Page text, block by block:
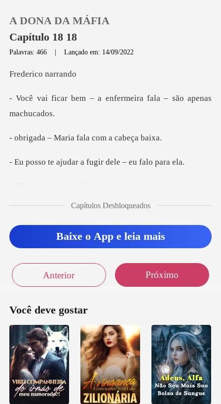
Loja
Sair
A DONA DA MÁFIA
Capítulo 18 18
Palavras: 466 |Lançado em: 14/09/2022
ico na
– a enfermeira fala –
aria fala com
dar a fugir dele
arruinaria a minha família
o muito –
Capítulos Desbloqueados
Baixe o App e leia mais
Anterior Próximo
Você deve gostar